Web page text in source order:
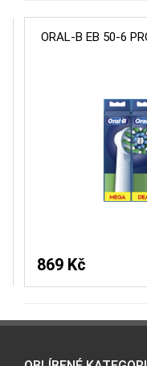
ORAL-B EB 50-6
869 Kč